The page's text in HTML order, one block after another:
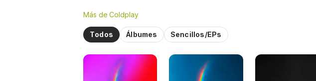
Más de Coldplay
Todos Álbumes Sencillos/EPs